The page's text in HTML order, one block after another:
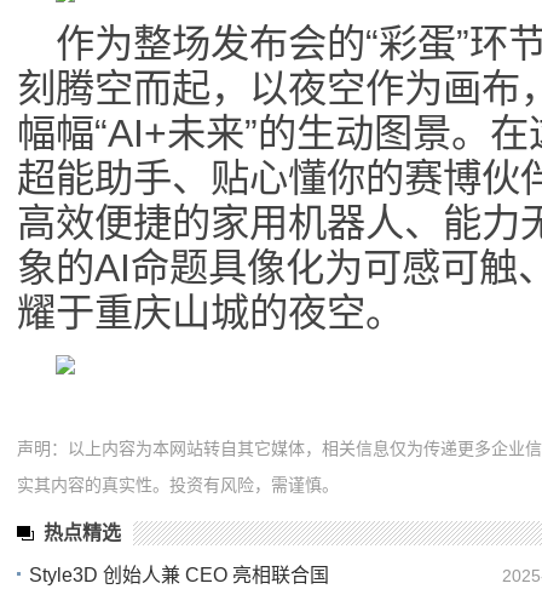
作为整场发布会的“彩蛋”环
刻腾空而起，以夜空作为画布
幅幅“AI+未来”的生动图景。
超能助手、贴心懂你的赛博伙
高效便捷的家用机器人、能力
象的AI命题具像化为可感可触
耀于重庆山城的夜空。
声明：以上内容为本网站转自其它媒体，相关信息仅为传递更多企业
实其内容的真实性。投资有风险，需谨慎。
热点精选
Style3D 创始人兼 CEO 亮相联合国